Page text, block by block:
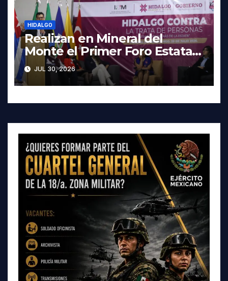
HIDALGO
Realizan en Mineral del
Monte el Primer Foro Estatal
contra la Trata de Personas
JUL 30, 2026